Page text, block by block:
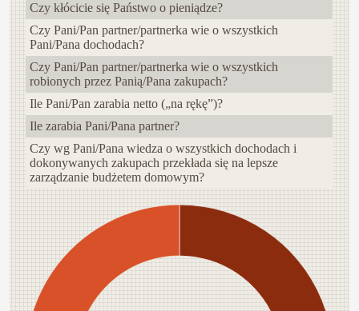
Czy kłócicie się Państwo o pieniądze?
Czy Pani/Pan partner/partnerka wie o wszystkich
Pani/Pana dochodach?
Czy Pani/Pan partner/partnerka wie o wszystkich
robionych przez Panią/Pana zakupach?
Ile Pani/Pan zarabia netto („na rękę”)?
Ile zarabia Pani/Pana partner?
Czy wg Pani/Pana wiedza o wszystkich dochodach i
dokonywanych zakupach przekłada się na lepsze
zarządzanie budżetem domowym?